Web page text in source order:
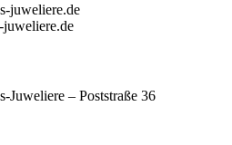
juweliere.de
juweliere.de
Juweliere – Poststraße 36